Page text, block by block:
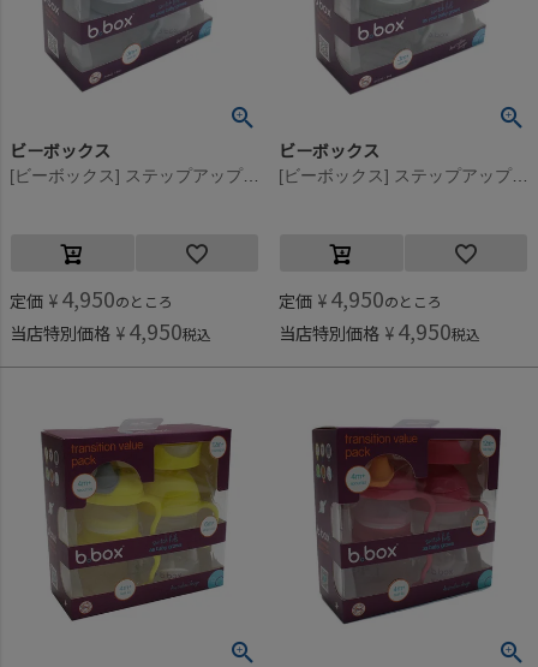
ビーボックス
[ビーボックス] ステップアップマグパック オーシャンブルー
定価 ¥ 4,950のところ
当店特別価格 ¥ 4,950税込
ビーボックス
[ビーボックス] ステップアップマグパック セージグリーン
定価 ¥ 4,950のところ
当店特別価格 ¥ 4,950税込